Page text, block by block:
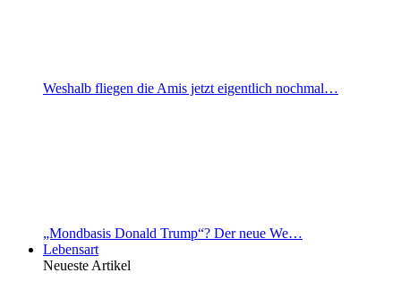
Weshalb fliegen die Amis jetzt eigentlich nochmal…
„Mondbasis Donald Trump“? Der neue We…
Lebensart
Neueste Artikel